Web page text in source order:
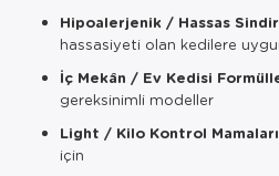
Hipoalerjenik / Hassas
hassasiyeti olan kedilere
İç Mekân / Ev Kedisi
gereksinimli modeller
Light / Kilo Kontrol
için